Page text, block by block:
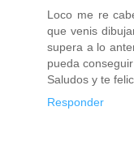
Loco me re
que venis
supera a lo
pueda
Saludos y te
Responder